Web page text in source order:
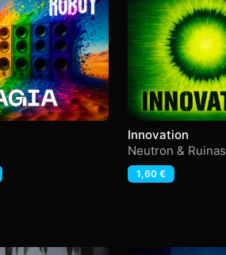
Innovation
Neutron & Ruinas
1,60€